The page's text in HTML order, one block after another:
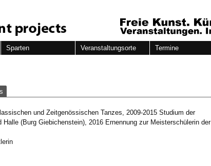
Sparten Veranstaltungsorte Termine
und Zeitgenössischen Tanzes, 2009-2015 Studium der
(Burg Giebichenstein), 2016 Ernennung zur Meisterschülerin der